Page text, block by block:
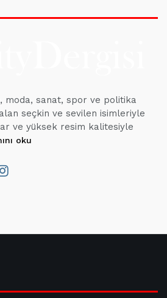
moda, sanat, spor ve politika
seçkin ve sevilen isimleriyle
ve yüksek resim kalitesiyle
oku